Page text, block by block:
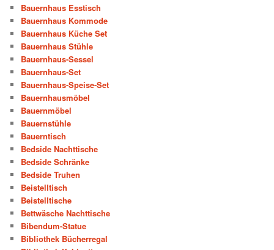
Bauernhaus Esstisch
Bauernhaus Kommode
Bauernhaus Küche Set
Bauernhaus Stühle
Bauernhaus-Sessel
Bauernhaus-Set
Bauernhaus-Speise-Set
Bauernhausmöbel
Bauernmöbel
Bauernstühle
Bauerntisch
Bedside Nachttische
Bedside Schränke
Bedside Truhen
Beistelltisch
Beistelltische
Bettwäsche Nachttische
Bibendum-Statue
Bibliothek Bücherregal